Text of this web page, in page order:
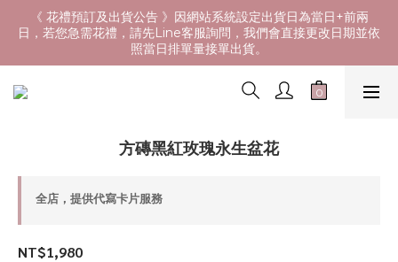
《 花禮預訂及出貨公告 》因網站系統設定出貨日為當日+前兩
日，若您急需花禮，請先Line客服詢問，我們會直接更改日期並依
照當日排單量接單出貨。
方磚黑紅玫瑰永生盆花
全店，提供代寫卡片服務
NT$1,980